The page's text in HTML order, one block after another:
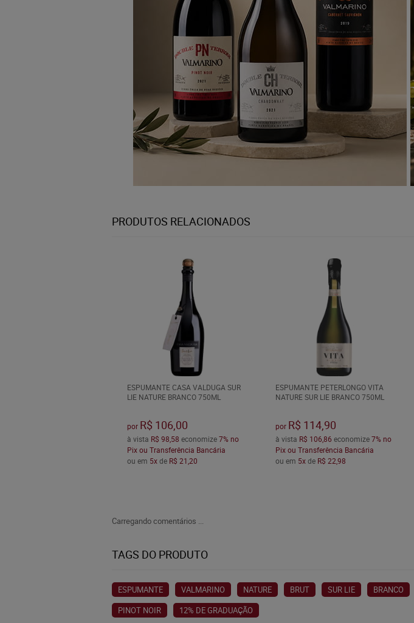
PRODUTOS RELACIONADOS
ESPUMANTE CASA VALDUGA SUR
LIE NATURE BRANCO 750ML
por R$ 106,00
à vista R$ 98,58 economize7% no
Pix ou Transferência Bancária
ou em 5xde R$ 21,20
ESPUMANTE PETERLONGO VITA
NATURE SUR LIE BRANCO 750ML
por R$ 114,90
à vista R$ 106,86 economize7% no
Pix ou Transferência Bancária
ou em 5xde R$ 22,98
Carregando comentários ...
TAGS DO PRODUTO
ESPUMANTE VALMARINO NATURE BRUT SUR LIE BRANCO
PINOT NOIR
12% DE GRADUAÇÃO